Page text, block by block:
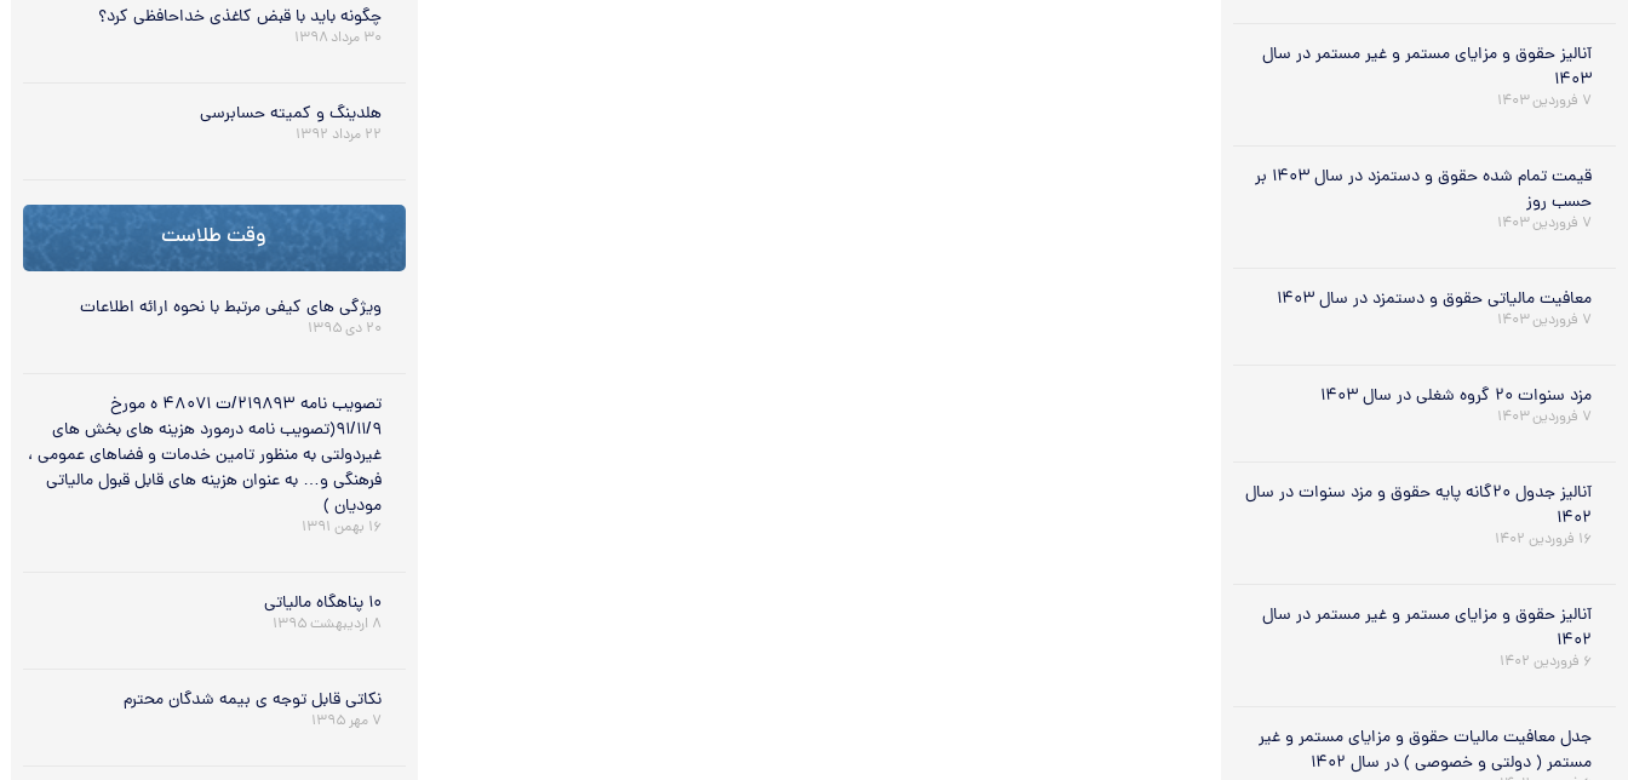
آنالیز حقوق و مزایای مستمر و غیر مستمر در سال
۱۴۰۳
۷ فروردین ۱۴۰۳
قیمت تمام شده حقوق و دستمزد در سال ۱۴۰۳ بر
حسب روز
۷ فروردین ۱۴۰۳
معافیت مالیاتی حقوق و دستمزد در سال ۱۴۰۳
۷ فروردین ۱۴۰۳
مزد سنوات ۲۰ گروه شغلی در سال ۱۴۰۳
۷ فروردین ۱۴۰۳
آنالیز جدول ۲۰گانه پایه حقوق و مزد سنوات در سال
۱۴۰۲
۱۶ فروردین ۱۴۰۲
آنالیز حقوق و مزایای مستمر و غیر مستمر در سال
۱۴۰۲
۶ فروردین ۱۴۰۲
جدل معافیت مالیات حقوق و مزایای مستمر و غیر
مستمر ( دولتی و خصوصی ) در سال ۱۴۰۲
چگونه باید با قبض کاغذی خداحافظی کرد؟
۳۰ مرداد ۱۳۹۸
هلدینگ و کمیته حسابرسی
۲۲ مرداد ۱۳۹۲
وقت طلاست
ویژگی های کیفی مرتبط با نحوه ارائه اطلاعات
۲۰ دی ۱۳۹۵
تصویب نامه ۲۱۹۸۹۳/ت ۴۸۰۷۱ ه مورخ
۹۱/۱۱/۹(تصویب نامه درمورد هزینه های بخش های
غیردولتی به منظور تامین خدمات و فضاهای عمومی ،
فرهنگی و… به عنوان هزینه های قابل قبول مالیاتی
مودیان )
۱۶ بهمن ۱۳۹۱
۱۰ پناهگاه مالیاتی
۸ اردیبهشت ۱۳۹۵
نکاتی قابل توجه ی بیمه شدگان محترم
۷ مهر ۱۳۹۵